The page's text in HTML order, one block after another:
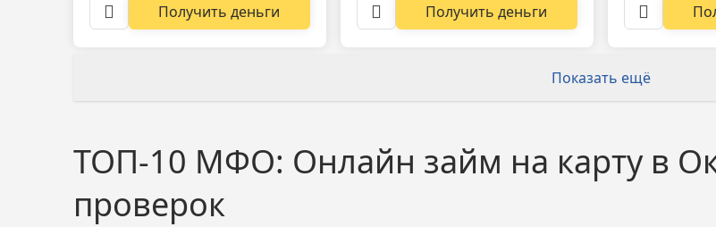
Получить деньги Получить деньги
Показать ещё
ТОП-10 МФО: Онлайн займ на карту в
проверок